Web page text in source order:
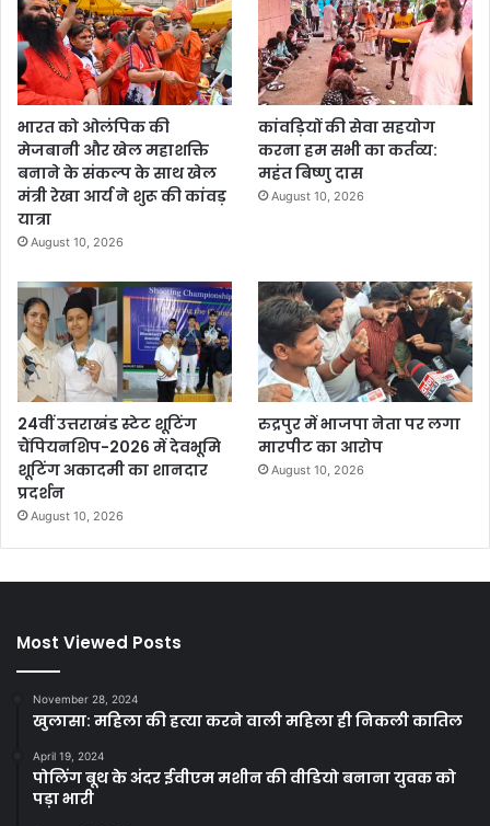
भारत को ओलंपिक की
मेजबानी और खेल महाशक्ति
बनाने के संकल्प के साथ खेल
मंत्री रेखा आर्य ने शुरू की कांवड़
यात्रा
August 10, 2026
कांवड़ियों की सेवा सहयोग
करना हम सभी का कर्तव्य:
महंत बिष्णु दास
August 10, 2026
24वीं उत्तराखंड स्टेट शूटिंग
चैंपियनशिप-2026 में देवभूमि
शूटिंग अकादमी का शानदार
प्रदर्शन
August 10, 2026
रुद्रपुर में भाजपा नेता पर लगा
मारपीट का आरोप
August 10, 2026
Most Viewed Posts
November 28, 2024
खुलासा: महिला की हत्या करने वाली महिला ही निकली कातिल
April 19, 2024
पोलिंग बूथ के अंदर ईवीएम मशीन की वीडियो बनाना युवक को
पड़ा भारी